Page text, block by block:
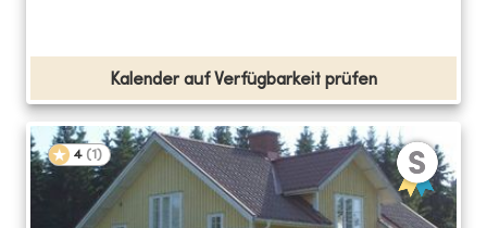
Kalender auf Verfügbarkeit prüfen
4 (1 )